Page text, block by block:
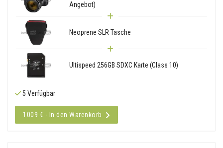
Angebot)
Neoprene SLR Tasche
Ultispeed 256GB SDXC Karte (Class 10)
5 Verfügbar
1009 € - In den Warenkorb